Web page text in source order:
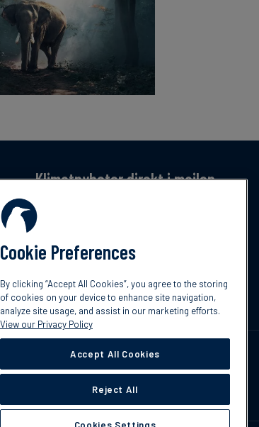
Klimatnyheter direkt i mailen
Få en månatlig sammanfattning av de senaste
trenderna, nyheterna, innovationerna och
Prenumerera
Cookie Preferences
By clicking “Accept All Cookies”, you agree to the storing
of cookies on your device to enhance site navigation,
analyze site usage, and assist in our marketing efforts.
View our Privacy Policy
Accept All Cookies
Reject All